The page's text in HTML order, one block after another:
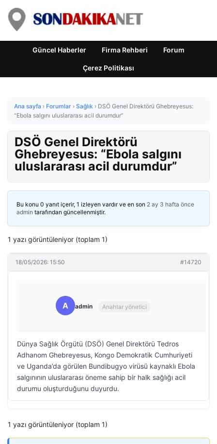
Güncel Haberler Firma Rehberi Forum
Çerez Politikası
Ana sayfa › Forumlar › Sağlık › DSÖ Genel Direktörü Ghebreyesus:
“Ebola salgını uluslararası acil durumdur”
DSÖ Genel Direktörü
Ghebreyesus: “Ebola salgını
uluslararası acil durumdur”
Bu konu 0 yanıt içerir, 1 izleyen vardır ve en son 2 ay 3 hafta önce
admin tarafından güncellenmiştir.
1 yazı görüntüleniyor (toplam 1)
18/05/2026: 15:50 #14720
A admin Anahtar yönetici
Dünya Sağlık Örgütü (DSÖ) Genel Direktörü Tedros
Adhanom Ghebreyesus, Kongo Demokratik Cumhuriyeti
ve Uganda’da görülen Bundibugyo virüsü kaynaklı Ebola
salgınının uluslararası öneme sahip bir halk sağlığı acil
durumu oluşturduğunu duyurdu.
1 yazı görüntüleniyor (toplam 1)